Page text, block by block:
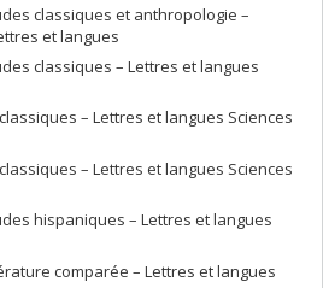
classiques et anthropologie –
et langues
classiques – Lettres et langues
– Lettres et langues Sciences
– Lettres et langues Sciences
hispaniques – Lettres et langues
comparée – Lettres et langues